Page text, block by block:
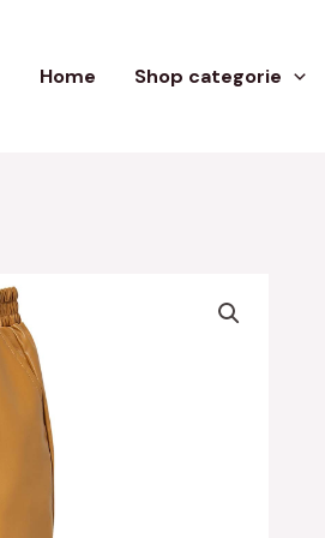
Home Shop categorie